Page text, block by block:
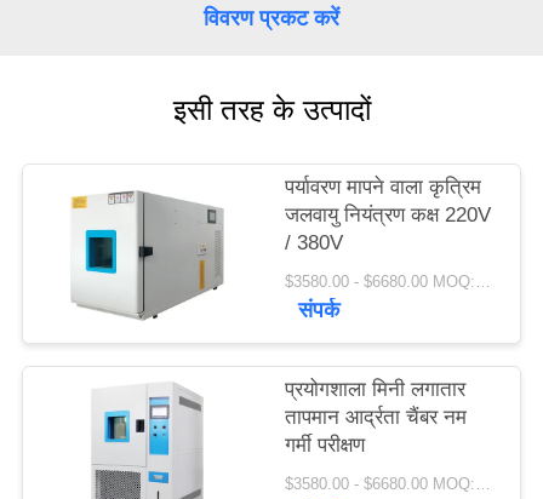
PRIVACY
POLICY
विवरण प्रकट करें
इसी तरह के उत्पादों
पर्यावरण मापने वाला कृत्रिम
जलवायु नियंत्रण कक्ष 220V
/ 380V
$3580.00 - $6680.00 MOQ:1 सेट
संपर्क
प्रयोगशाला मिनी लगातार
तापमान आर्द्रता चैंबर नम
गर्मी परीक्षण
$3580.00 - $6680.00 MOQ:1 सेट